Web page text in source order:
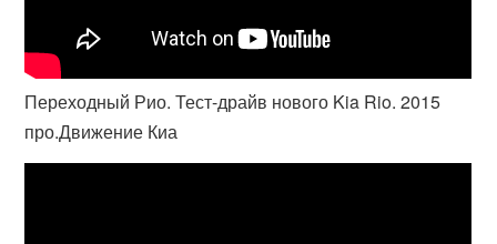
Переходный Рио. Тест-драйв нового Kia Rio. 2015
про.Движение Киа